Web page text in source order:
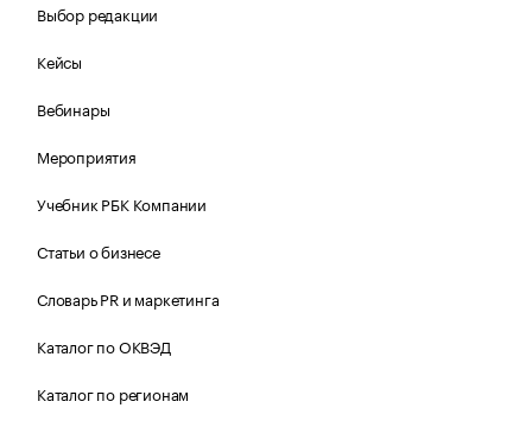
Выбор редакции
Кейсы
Вебинары
Мероприятия
Учебник РБК Компании
Статьи о бизнесе
Словарь PR и маркетинга
Каталог по ОКВЭД
Каталог по регионам